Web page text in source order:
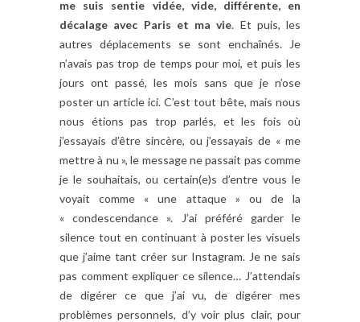
me suis sentie vidée, vide, différente, en
décalage avec Paris et ma vie. Et puis, les
autres déplacements se sont enchaînés. Je
n’avais pas trop de temps pour moi, et puis les
jours ont passé, les mois sans que je n’ose
poster un article ici. C’est tout bête, mais nous
nous étions pas trop parlés, et les fois où
j’essayais d’être sincère, ou j’essayais de « me
mettre à nu », le message ne passait pas comme
je le souhaitais, ou certain(e)s d’entre vous le
voyait comme « une attaque » ou de la
« condescendance ». J’ai préféré garder le
silence tout en continuant à poster les visuels
que j’aime tant créer sur Instagram. Je ne sais
pas comment expliquer ce silence… J’attendais
de digérer ce que j’ai vu, de digérer mes
problèmes personnels, d’y voir plus clair, pour